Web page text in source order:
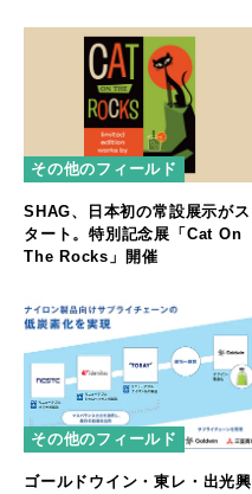
その他のフィールド
SHAG、日本初の常設展示がス
タート。特別記念展「Cat On
The Rocks」開催
その他のフィールド
ゴールドウイン・東レ・出光興